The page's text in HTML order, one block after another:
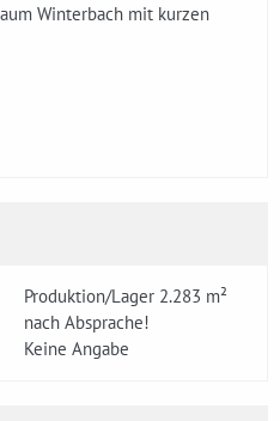
Winterbach mit kurzen
Produktion/Lager 2.283 m²
nach Absprache!
Keine Angabe